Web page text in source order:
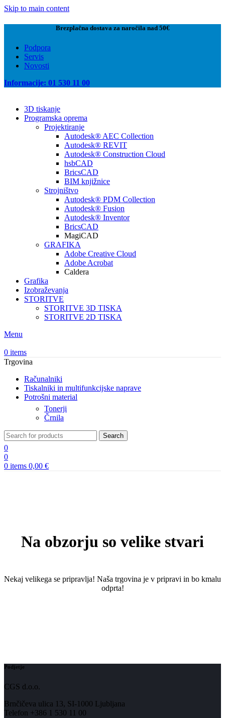
Skip to main content
Brezplačna dostava za naročila nad 50€
Podpora
Servis
Novosti
Informacije: 01 530 11 00
3D tiskanje
Programska oprema
Projektiranje
Autodesk® AEC Collection
Autodesk® REVIT
Autodesk® Construction Cloud
hsbCAD
BricsCAD
BIM knjižnice
Strojništvo
Autodesk® PDM Collection
Autodesk® Fusion
Autodesk® Inventor
BricsCAD
MagiCAD
GRAFIKA
Adobe Creative Cloud
Adobe Acrobat
Caldera
Grafika
Izobraževanja
STORITVE
STORITVE 3D TISKA
STORITVE 2D TISKA
Menu
0 items
Trgovina
Računalniki
Tiskalniki in multifunkcijske naprave
Potrošni material
Tonerji
Črnila
Search
0
0
0 items 0,00 €
Na obzorju so velike stvari
Nekaj ​​velikega se pripravlja! Naša trgovina je v pripravi in ​​bo kmalu
odprta!
Podjetje
CGS d.o.o.
Brnčičeva ulica 13, SI-1000 Ljubljana
Telefon +386 1 530 11 00